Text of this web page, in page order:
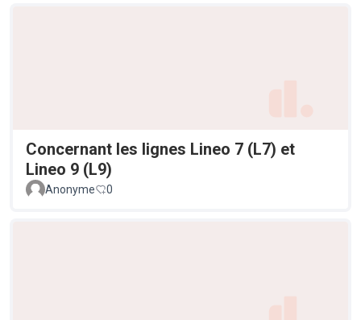
Concernant les lignes Lineo 7 (L7) et
Lineo 9 (L9)
Anonyme 0